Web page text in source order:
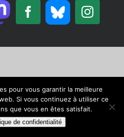
Facebook
Bluesky
GIGNV
pour vous garantir la meilleure
Si vous continuez à utiliser ce
que vous en êtes satisfait.
de confidentialité